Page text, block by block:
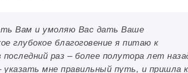
Вам и умоляю Вас дать Ваше
глубокое благоговение я питаю к
раз – более полутора лет
мне правильный путь, и пришла к